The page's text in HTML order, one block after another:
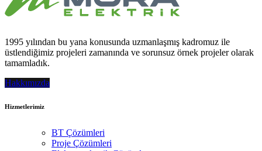
1995 yılından bu yana konusunda uzmanlaşmış kadromuz ile
üstlendiğimiz projeleri zamanında ve sorunsuz örnek projeler olarak
tamamladık.
Hakkımızda
Hizmetlerimiz
BT Çözümleri
Proje Çözümleri